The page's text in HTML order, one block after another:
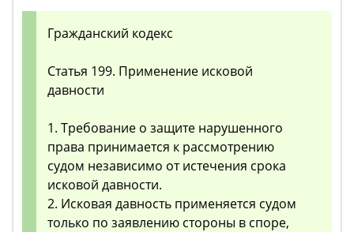
Гражданский кодекс
Статья 199. Применение исковой
давности
1. Требование о защите нарушенного
права принимается к рассмотрению
судом независимо от истечения срока
исковой давности.
2. Исковая давность применяется судом
только по заявлению стороны в споре,